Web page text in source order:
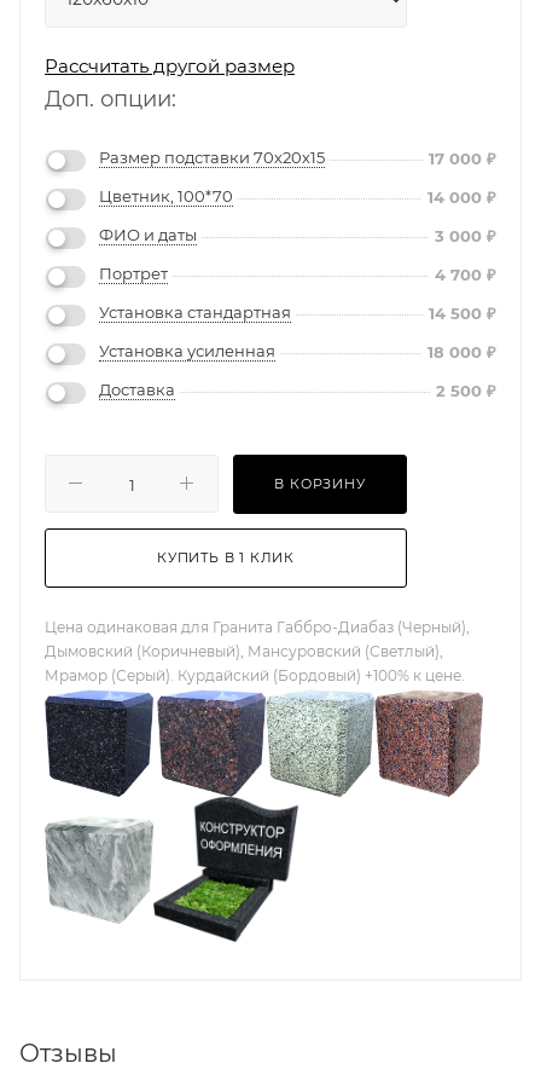
Рассчитать другой размер
Доп. опции:
Размер подставки 70х20х15 17 000 ₽
Цветник, 100*70
14 000 ₽
ФИО и даты
3 000 ₽
Портрет
4 700 ₽
Установка стандартная
14 500 ₽
Установка усиленная
18 000 ₽
Доставка
2 500 ₽
В КОРЗИНУ
КУПИТЬ В 1 КЛИК
Цена одинаковая для Гранита Габбро-Диабаз (Черный),
Дымовский (Коричневый), Мансуровский (Светлый),
Мрамор (Серый). Курдайский (Бордовый) +100% к цене.
Отзывы